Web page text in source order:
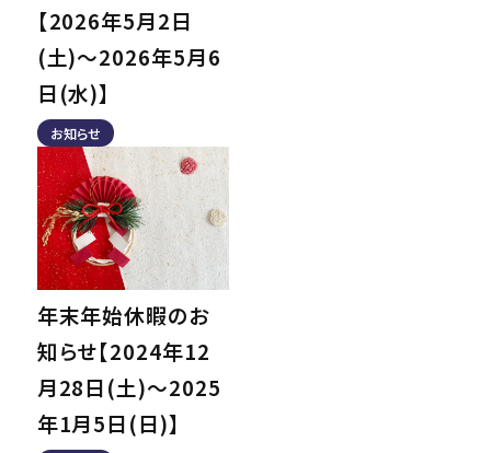
【2026年5月2日
(土)～2026年5月6
日(水)】
お知らせ
年末年始休暇のお
知らせ【2024年12
月28日(土)～2025
年1月5日(日)】